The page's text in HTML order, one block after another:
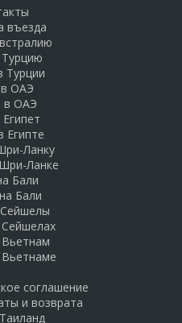
въезда
Турции
ОАЭ
в ОАЭ
Египте
Ланку
Ланке
Бали
Бали
соглашение
и возврата